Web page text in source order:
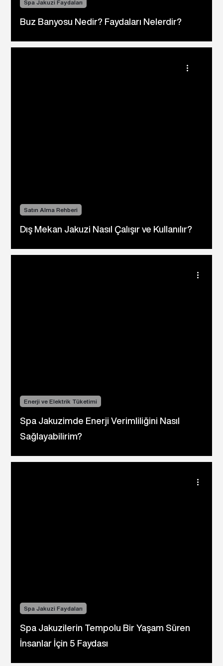
Buz Banyosu Nedir? Faydaları Nelerdir?
Spa Jakuzi Faydaları
Dış Mekan Jakuzi Nasıl Çalışır ve Kullanılır?
Satın Alma Rehberi
Spa Jakuzimde Enerji Verimliliğini Nasıl
Sağlayabilirim?
Enerji ve Elektrik Tüketimi
Spa Jakuzilerin Tempolu Bir Yaşam Süren
İnsanlar İçin 5 Faydası
Spa Jakuzi Faydaları